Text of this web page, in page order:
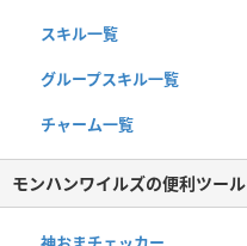
スキル一覧
グループスキル一覧
チャーム一覧
モンハンワイルズの便利ツール